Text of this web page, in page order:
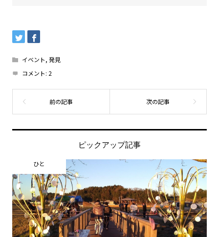
イベント, 発見
コメント: 2
ピックアップ記事
ひと